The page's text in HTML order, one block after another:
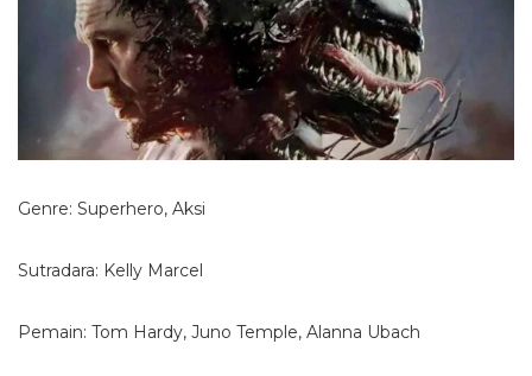
Genre: Superhero, Aksi
Sutradara: Kelly Marcel
Pemain: Tom Hardy, Juno Temple, Alanna Ubach